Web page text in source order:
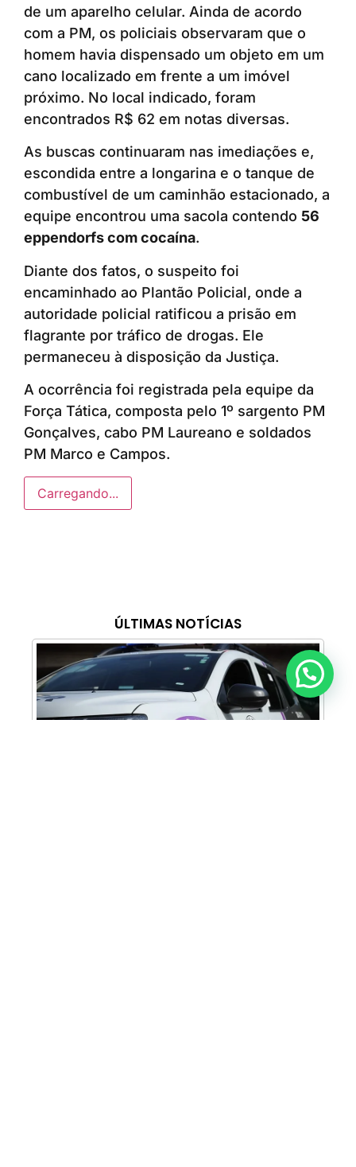
ÚLTIMAS NOTÍCIAS
de um aparelho celular. Ainda de acordo
com a PM, os policiais observaram que o
homem havia dispensado um objeto em um
cano localizado em frente a um imóvel
próximo. No local indicado, foram
encontrados R$ 62 em notas diversas.
As buscas continuaram nas imediações e,
escondida entre a longarina e o tanque de
combustível de um caminhão estacionado, a
equipe encontrou uma sacola contendo 56
eppendorfs com cocaína.
Diante dos fatos, o suspeito foi
encaminhado ao Plantão Policial, onde a
autoridade policial ratificou a prisão em
flagrante por tráfico de drogas. Ele
permaneceu à disposição da Justiça.
A ocorrência foi registrada pela equipe da
Força Tática, composta pelo 1º sargento PM
Gonçalves, cabo PM Laureano e soldados
PM Marco e Campos.
Carregando...
Anunciar ou recomendar matéria